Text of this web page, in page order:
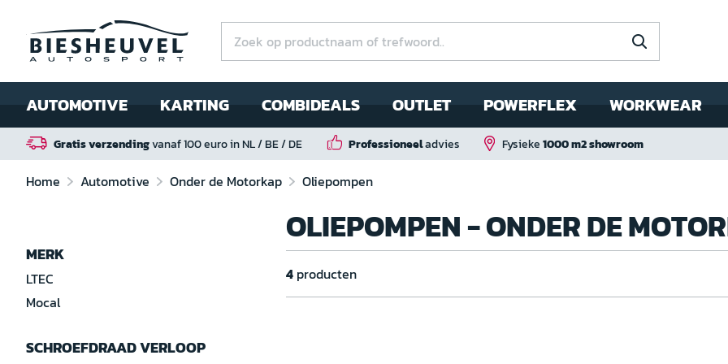
AUTOMOTIVE KARTING COMBIDEALS OUTLET POWERFLEX WORKWEAR
Gratis verzendingvanaf 100 euro in NL / BE / DE Professioneeladvies Fysieke1000 m2 showroom
Home Automotive Onder de Motorkap Oliepompen
OLIEPOMPEN - ONDER DE
4 producten
MERK
LTEC
Mocal
SCHROEFDRAAD VERLOOP